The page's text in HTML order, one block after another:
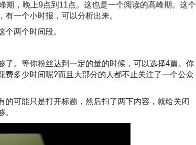
期，晚上9点到11点。这也是一个阅读的高峰期。这个
一个小时报，可以分析出来。
个两个时间段。
了。等你粉丝达到一定的量的时候，可以选择4篇。你
费多少时间呢?而且大部分的人都不止关注了一个公众
的可能只是打开标题，然后扫了两下内容，就给关闭
。